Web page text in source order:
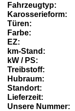
Fahrzeugtyp:
Karosserieform:
Türen:
Farbe:
EZ:
km-Stand:
kW / PS:
Treibstoff:
Hubraum:
Standort:
Lieferzeit:
Unsere Nummer: